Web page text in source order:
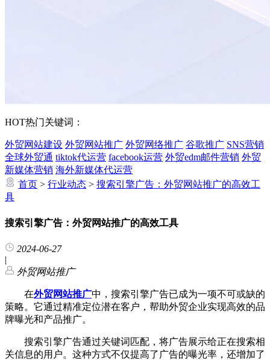
HOT热门关键词：
外贸网站建设 外贸网站推广 外贸网络推广 谷歌推广 SNS营销
全球外贸通 tiktok代运营 facebook运营 外贸edm邮件营销 外贸
新媒体营销 海外新媒体代运营
首页 > 行业动态 > 搜索引擎广告：外贸网站推广的高效工
具
搜索引擎广告：外贸网站推广的高效工具
2024-06-27
|
外贸网站推广
在外贸网站推广中，搜索引擎广告已成为一项不可或缺的
策略。它通过精准定位潜在客户，帮助外贸企业实现高效的品
牌曝光和产品推广。
搜索引擎广告通过关键词匹配，将广告展示给正在搜索相
关信息的用户。这种方式不仅提高了广告的曝光率，还增加了